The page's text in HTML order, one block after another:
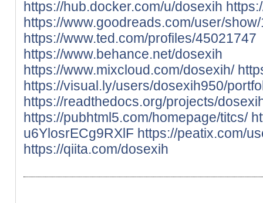
https://hub.docker.com/u/dosexih
https://www.goodreads.com/user/
https://www.ted.com/profiles/45021747
https://www.behance.net/dosexih
https://www.mixcloud.com/dosexih/
https://visual.ly/users/dosexih950/
https://readthedocs.org/projects/
https://pubhtml5.com/homepage/titcs/
u6YlosrECg9RXlF https://peatix.com/
https://qiita.com/dosexih